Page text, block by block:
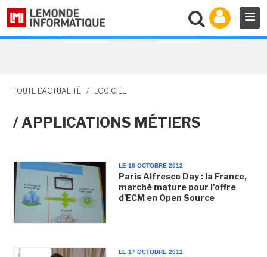
TOUTE L'ACTUALITÉ / LOGICIEL
/ APPLICATIONS MÉTIERS
LE 18 OCTOBRE 2012
Paris Alfresco Day : la France,
marché mature pour l'offre
d'ECM en Open Source
LE 17 OCTOBRE 2012